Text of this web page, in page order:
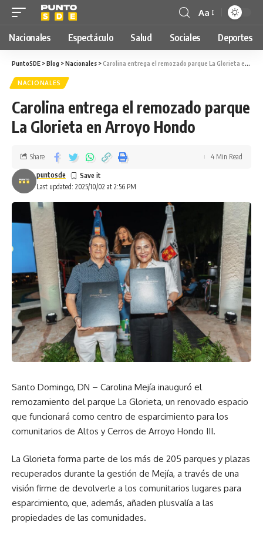
Aa
Nacionales Espectáculo Salud Sociales Deportes
PuntoSDE >Blog >Nacionales >Carolina entrega el remozado parque La Glorieta en Arroyo Hondo
NACIONALES
Carolina entrega el remozado parque
La Glorieta en Arroyo Hondo
Last updated: 2025/10/02 at 2:56 PM
puntosde
Share 4 Min Read
Santo Domingo, DN – Carolina Mejía inauguró el
remozamiento del parque La Glorieta, un renovado espacio
que funcionará como centro de esparcimiento para los
comunitarios de Altos y Cerros de Arroyo Hondo III.
La Glorieta forma parte de los más de 205 parques y plazas
recuperados durante la gestión de Mejía, a través de una
visión firme de devolverle a los comunitarios lugares para
esparcimiento, que, además, añaden plusvalía a las
propiedades de las comunidades.